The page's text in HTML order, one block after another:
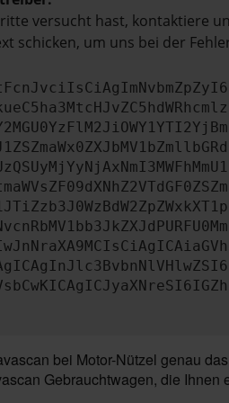
versucht hast, kontaktiere
schicken, um uns bei der
bei Motor-Nützel genau
Gebrauchtwagen, die